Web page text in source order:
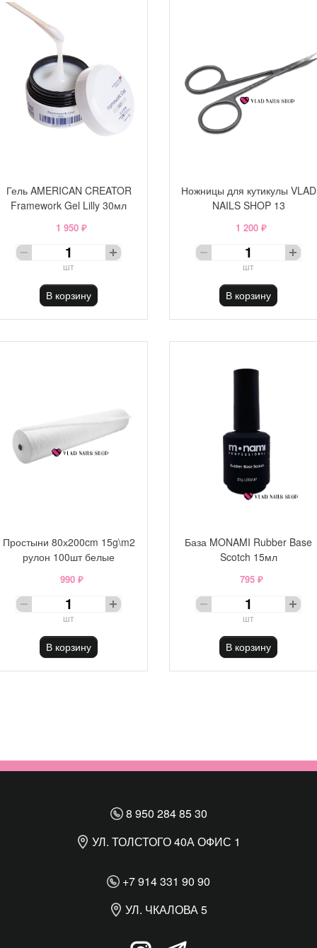
Гель AMERICAN CREATOR
Framework Gel Lilly 30мл
1 950 ₽
шт
В корзину
Ножницы для кутикулы VLAD
NAILS SHOP 13
1 200 ₽
шт
В корзину
Простыни 80х200cm 15g\m2
рулон 100шт белые
990 ₽
шт
В корзину
База MONAMI Rubber Base
Scotch 15мл
795 ₽
шт
В корзину
8 950 284 85 30
УЛ. ТОЛСТОГО 40А ОФИС 1
+7 914 331 90 90
УЛ. ЧКАЛОВА 5